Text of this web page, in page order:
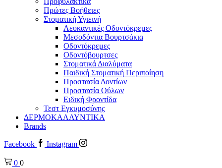
Πρώτες Βοήθειες
Στοματική Υγιεινή
Λευκαντικές Οδοντόκρεμες
Μεσοδόντια Βουρτσάκια
Οδοντόκρεμες
Οδοντόβουρτσες
Στοματικά Διαλύματα
Παιδική Στοματική Περιποίηση
Προστασία Δοντίων
Προστασία Ούλων
Ειδική Φροντίδα
Τεστ Εγκυμοσύνης
ΔΕΡΜΟΚΑΛΛΥΝΤΙΚΑ
Brands
Facebook Instagram
0 0